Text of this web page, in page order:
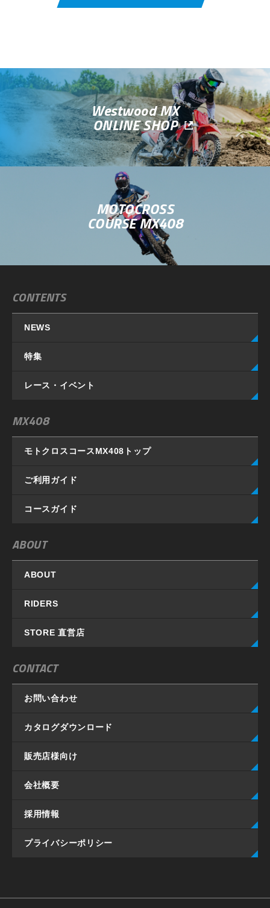
Westwood MX
ONLINE SHOP
MOTOCROSS
COURSE MX408
CONTENTS
NEWS
特集
レース・イベント
MX408
モトクロスコースMX408 トップ
ご利用ガイド
コースガイド
ABOUT
ABOUT
RIDERS
STORE 直営店
CONTACT
お問い合わせ
カタログダウンロード
販売店様向け
会社概要
採用情報
プライバシーポリシー